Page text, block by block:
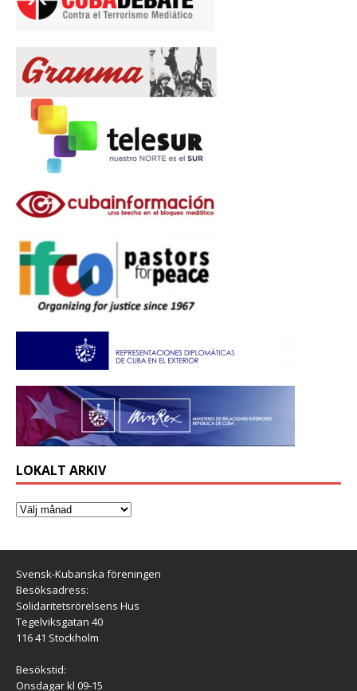
LOKALT ARKIV
Svensk-Kubanska föreningen
Besöksadress:
Solidaritetsrörelsens Hus
Tegelviksgatan 40
116 41 Stockholm
Besökstid:
Onsdagar kl 09-15